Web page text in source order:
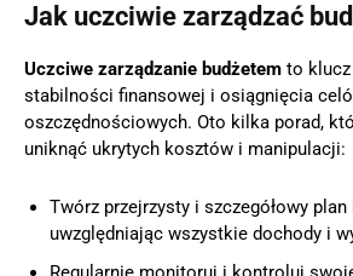
Jak uczciwie zarządzać
Uczciwe zarządzanie budżetem to
stabilności finansowej i osiągnięcia
oszczędnościowych. Oto kilka porad,
uniknąć ukrytych kosztów i manipulacji:
Twórz przejrzysty i szczegółowy plan
uwzględniając wszystkie dochody i